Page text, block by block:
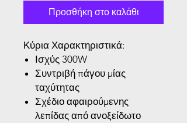
Προσθήκη στο καλάθι
Κύρια Χαρακτηριστικά:
Ισχύς 300W
Συντριβή πάγου μίας
ταχύτητας
Σχέδιο αφαιρούμενης
λεπίδας από ανοξείδωτο